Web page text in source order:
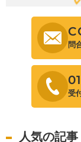
問
受
人気の記事